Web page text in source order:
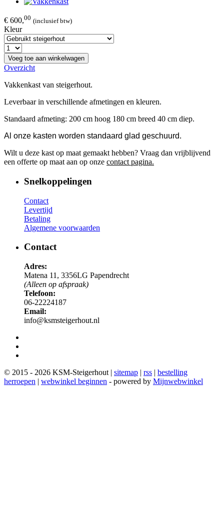
€ 600,00 (inclusief btw)
Kleur
Voeg toe aan winkelwagen
Overzicht
Vakkenkast van steigerhout.
Leverbaar in verschillende afmetingen en kleuren.
Standaard afmeting: 200 cm hoog 180 cm breed 40 cm diep.
Al onze kasten worden standaard glad geschuurd.
Wilt u deze kast op maat gemaakt hebben? Vraag dan vrijblijvend
een offerte op maat aan op onze contact pagina.
Snelkoppelingen
Contact
Levertijd
Betaling
Algemene voorwaarden
Contact
Adres:
Matena 11, 3356LG Papendrecht
(Alleen op afspraak)
Telefoon:
06-22224187
Email:
info@ksmsteigerhout.nl
© 2015 - 2026 KSM-Steigerhout | sitemap | rss | bestelling
herroepen | webwinkel beginnen - powered by Mijnwebwinkel